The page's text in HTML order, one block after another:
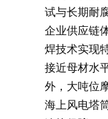
试与长期耐
企业供应链
焊技术实现
接近母材水
外，大吨位
海上风电塔